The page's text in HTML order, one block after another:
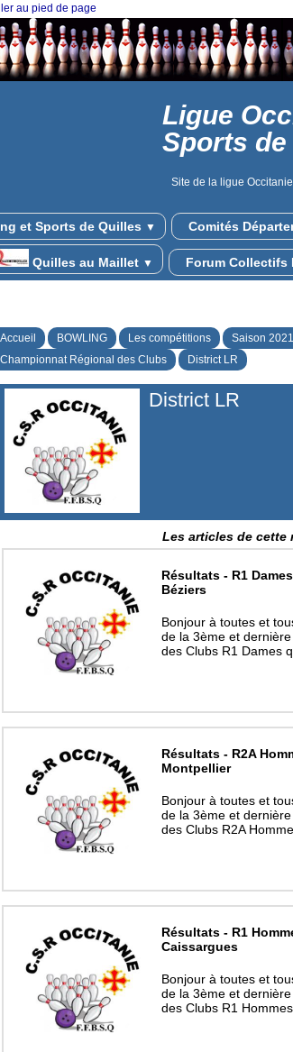
au pied de page
Ligue
Sports
Site de la ligue
et Sports de Quilles ▼ Comités
Quilles au Maillet ▼ Forum Collectifs
Accueil BOWLING Les compétitions
Saison
Championnat Régional des Clubs
District LR
District LR
Les articles de cette
Résultats - R1
Béziers
Bonjour à toutes et
de la 3ème et
des Clubs R1 Dames
Résultats - R2A
Montpellier
Bonjour à toutes et
de la 3ème et
des Clubs R2A
Résultats - R1
Caissargues
Bonjour à toutes et
de la 3ème et
des Clubs R1